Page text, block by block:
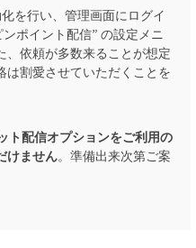
を行い、管理画面にログイ
ポイント配信” の設定メニ
、依頼が多数来ることが想定
は割愛させていただくことを
ト配信オプションをご利用の
けません。準備出来次第ご案